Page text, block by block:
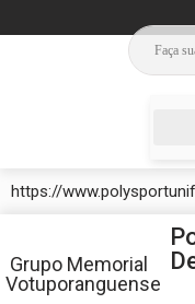
https://
Grupo Memorial
Votuporanguense